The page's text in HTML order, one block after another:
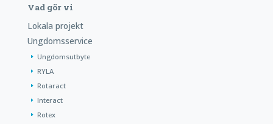
Vad gör vi
Lokala projekt
Ungdomsservice
Ungdomsutbyte
RYLA
Rotaract
Interact
Rotex